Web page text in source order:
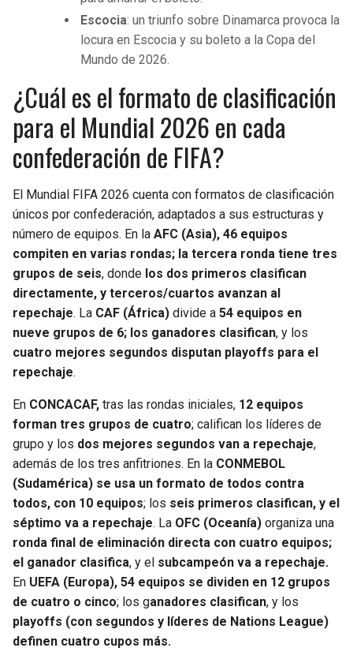
Escocia: un triunfo sobre Dinamarca provoca la
locura en Escocia y su boleto a la Copa del
Mundo de 2026.
¿Cuál es el formato de clasificación
para el Mundial 2026 en cada
confederación de FIFA?
El Mundial FIFA 2026 cuenta con formatos de clasificación
únicos por confederación, adaptados a sus estructuras y
número de equipos. En la AFC (Asia), 46 equipos
compiten en varias rondas; la tercera ronda tiene tres
grupos de seis, donde los dos primeros clasifican
directamente, y terceros/cuartos avanzan al
repechaje. La CAF (África) divide a 54 equipos en
nueve grupos de 6; los ganadores clasifican, y los
cuatro mejores segundos disputan playoffs para el
repechaje.
En CONCACAF, tras las rondas iniciales, 12 equipos
forman tres grupos de cuatro; califican los líderes de
grupo y los dos mejores segundos van a repechaje,
además de los tres anfitriones. En la CONMEBOL
(Sudamérica) se usa un formato de todos contra
todos, con 10 equipos; los seis primeros clasifican, y el
séptimo va a repechaje. La OFC (Oceanía) organiza una
ronda final de eliminación directa con cuatro equipos;
el ganador clasifica, y el subcampeón va a repechaje.
En UEFA (Europa), 54 equipos se dividen en 12 grupos
de cuatro o cinco; los ganadores clasifican, y los
playoffs (con segundos y líderes de Nations League)
definen cuatro cupos más.